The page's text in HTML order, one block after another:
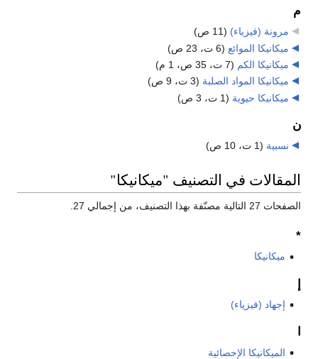
م
مرونة (فيزياء) (11 ص)
ميكانيكا الموائع (6 ت، 23 ص)
ميكانيكا الكم (7 ت، 35 ص، 1 م)
ميكانيكا المواد الصلبة (3 ت، 9 ص)
ميكانيكا حيوية (1 ت، 3 ص)
ن
نسبية (1 ت، 10 ص)
المقالات في التصنيف "ميكانيكا"
الصفحات 27 التالية مصنّفة بهذا التصنيف، من إجمالي 27.
*
ميكانيكا
إجهاد (فيزياء)
الميكانيكا الإحصائية